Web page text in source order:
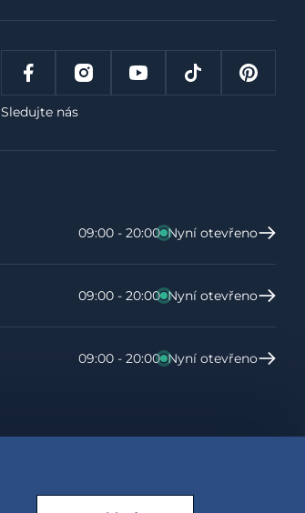
Sledujte nás
09:00 - 20:00 Nyní otevřeno
09:00 - 20:00 Nyní otevřeno
09:00 - 20:00 Nyní otevřeno